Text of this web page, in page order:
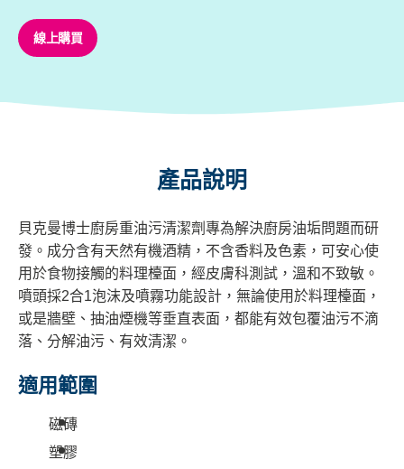
線上購買
產品說明
貝克曼博士廚房重油污清潔劑專為解決廚房油垢問題而研
發。成分含有天然有機酒精，不含香料及色素，可安心使
用於食物接觸的料理檯面，經皮膚科測試，溫和不致敏。
噴頭採2合1泡沫及噴霧功能設計，無論使用於料理檯面，
或是牆壁、抽油煙機等垂直表面，都能有效包覆油污不滴
落、分解油污、有效清潔。
適用範圍
磁磚
塑膠